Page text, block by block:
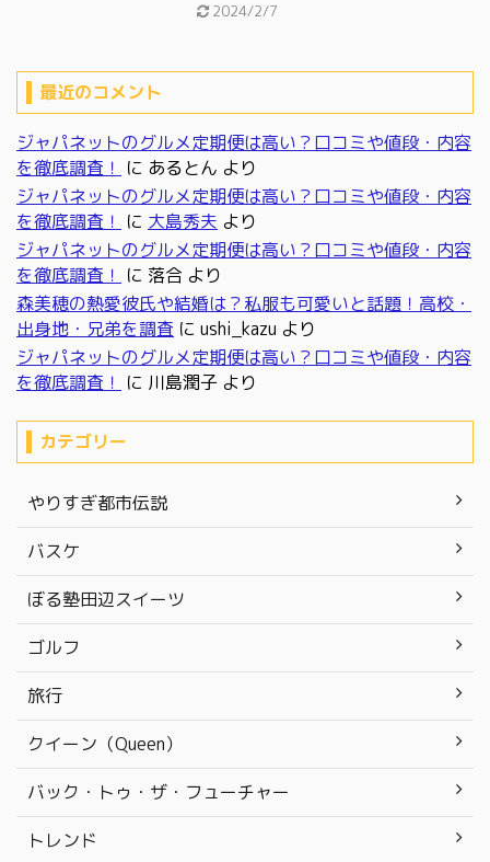
2024/2/7
最近のコメント
ジャパネットのグルメ定期便は高い？口コミや値段・内容
を徹底調査！ に あるとん より
ジャパネットのグルメ定期便は高い？口コミや値段・内容
を徹底調査！ に 大島秀夫 より
ジャパネットのグルメ定期便は高い？口コミや値段・内容
を徹底調査！ に 落合 より
森美穂の熱愛彼氏や結婚は？私服も可愛いと話題！高校・
出身地・兄弟を調査 に ushi_kazu より
ジャパネットのグルメ定期便は高い？口コミや値段・内容
を徹底調査！ に 川島潤子 より
カテゴリー
やりすぎ都市伝説
バスケ
ぼる塾田辺スイーツ
ゴルフ
旅行
クイーン（Queen）
バック・トゥ・ザ・フューチャー
トレンド